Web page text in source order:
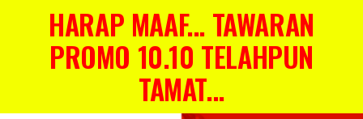
HARAP MAAF... TAWARAN
PROMO 10.10 TELAHPUN
TAMAT...